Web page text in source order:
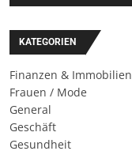
KATEGORIEN
Finanzen & Immobilien
Frauen / Mode
General
Geschäft
Gesundheit